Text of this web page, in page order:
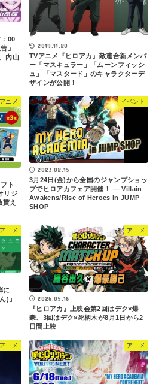
00
』
内山
2019.11.20
TVアニメ『ヒロアカ』敵連合新メンバ
ー「マスキュラー」「ムーンフィッシ
ュ」「マスタード」のキャラクターデ
ザインが公開！
アニメ
ト
リジ
え
イベント
2023.02.15
3月24日(金)から全国のジャンプショッ
プでヒロアカフェア開催！ ― Villain
Awakens/Rise of Heroes in JUMP
SHOP
アニメ
に
)」
アニメ
2026.05.16
『ヒロアカ』上映会第2回はデク×爆
豪、3回はデク×死柄木が8月1日から2
日間上映
アニメ アニメ